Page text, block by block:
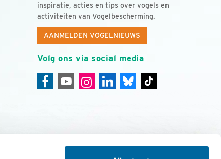
inspiratie, acties en tips over vogels en
activiteiten van Vogelbescherming.
AANMELDEN VOGELNIEUWS
Volg ons via social media